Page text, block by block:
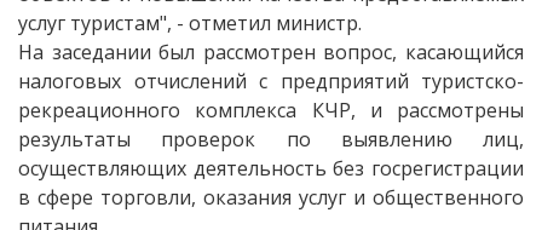
услуг туристам", - отметил министр.
На заседании был рассмотрен вопрос, касающийся
налоговых отчислений с предприятий туристско-
рекреационного комплекса КЧР, и рассмотрены
результаты проверок по выявлению лиц,
осуществляющих деятельность без госрегистрации
в сфере торговли, оказания услуг и общественного